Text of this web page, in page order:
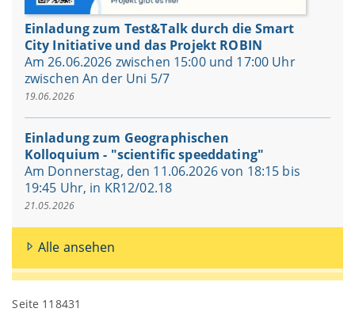
Einladung zum Test&Talk durch die Smart
City Initiative und das Projekt ROBIN
Am 26.06.2026 zwischen 15:00 und 17:00 Uhr
zwischen An der Uni 5/7
19.06.2026
Einladung zum Geographischen
Kolloquium - "scientific speeddating"
Am Donnerstag, den 11.06.2026 von 18:15 bis
19:45 Uhr, in KR12/02.18
21.05.2026
Alle ansehen
Seite 118431